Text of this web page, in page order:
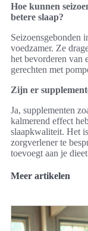
Hoe kunnen
betere slaap?
Seizoensgebonden
voedzamer. Ze
het bevorderen van
gerechten met
Zijn er
Ja, supplementen
kalmerend effect
slaapkwaliteit. Het
zorgverlener te
toevoegt aan je
Meer artikelen